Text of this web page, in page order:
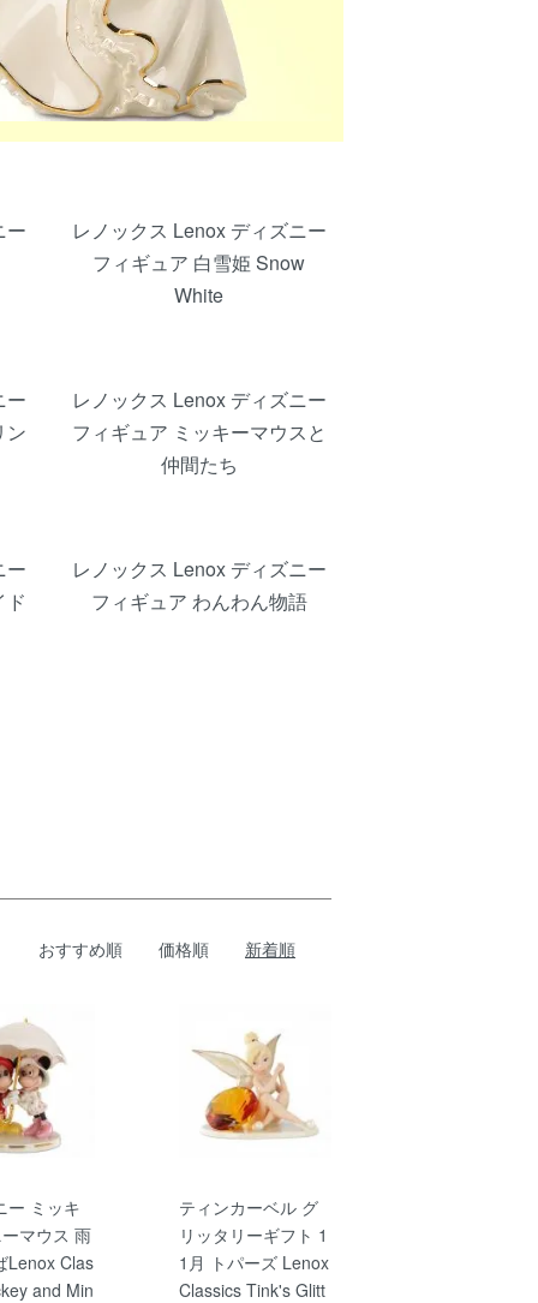
ー
レノックス Lenox ディズニー
フィギュア 白雪姫 Snow
White
ー
ン
レノックス Lenox ディズニー
フィギュア ミッキーマウスと
仲間たち
ー
ド
レノックス Lenox ディズニー
フィギュア わんわん物語
おすすめ順 価格順 新着順
ー ミッキ
マウス 雨
Lenox Clas
and Min
ティンカーベル グ
リッタリーギフト 1
1月 トパーズ Lenox
Classics Tink's Glitt